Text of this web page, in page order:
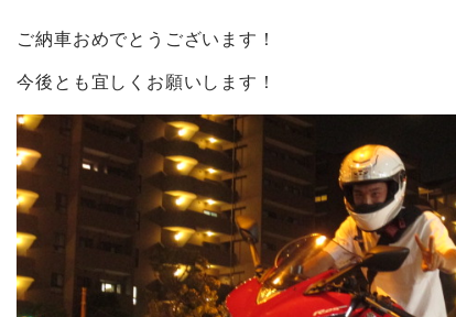
ご納車おめでとうございます！
今後とも宜しくお願いします！